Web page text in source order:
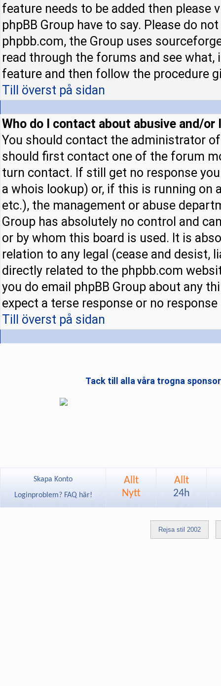
feature needs to be added then please
phpBB Group have to say. Please do
phpbb.com, the Group uses
read through the forums and see
feature and then follow the procedure
Till överst på sidan
Who do I contact about abusive and/
You should contact the administrator
should first contact one of the forum
turn contact. If still get no response
a whois lookup) or, if this is running on
etc.), the management or abuse
Group has absolutely no control and
or by whom this board is used. It is
relation to any legal (cease and desist,
directly related to the phpbb.com
you do email phpBB Group about any
expect a terse response or no response
Till överst på sidan
Tack till alla våra trogna
Skapa Konto
Loginproblem? FAQ här!
Allt
Nytt
Allt
24h
Rejsa stil 2002